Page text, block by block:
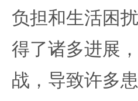
负担和生活困
得了诸多进展
战，导致许多